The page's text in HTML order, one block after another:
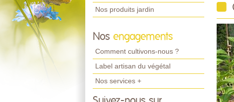
Nos produits jardin
Nos engagements
Comment cultivons-nous ?
Label artisan du végétal
Nos services +